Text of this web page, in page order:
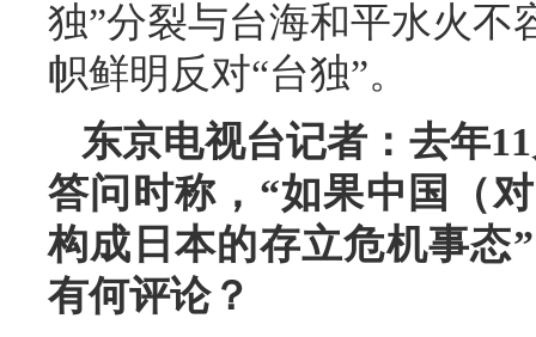
独”分裂与台海和平水火不
帜鲜明反对“台独”。
东京电视台记者：去年
答问时称，“如果中国（
构成日本的存立危机事态
有何评论？